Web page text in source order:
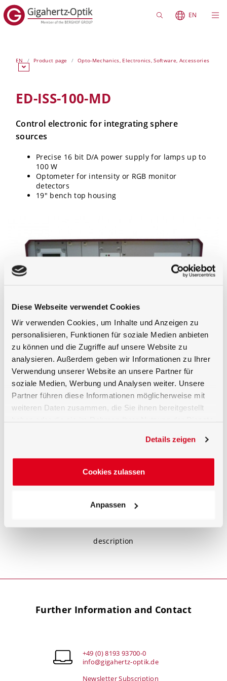
Diese Webseite verwendet Cookies
Wir verwenden Cookies, um Inhalte und Anzeigen zu
personalisieren, Funktionen für soziale Medien anbieten
zu können und die Zugriffe auf unsere Website zu
analysieren. Außerdem geben wir Informationen zu Ihrer
Verwendung unserer Website an unsere Partner für
soziale Medien, Werbung und Analysen weiter. Unsere
Partner führen diese Informationen möglicherweise mit
weiteren Daten zusammen, die Sie ihnen bereitgestellt
Details zeigen
Cookies zulassen
Anpassen
EN
EN Product page Opto-Mechanics, Electronics, Software, Accessories
ED-ISS-100-MD
Control electronic for integrating sphere
sources
Precise 16 bit D/A power supply for lamps up to
100 W
Optometer for intensity or RGB monitor
detectors
19" bench top housing
Overview Downloads Configurable With
Order Information
Integrating sphere light sources can be operated
using halogen lamps up to 100W using the ED-ISS-100-
output when the integrating sphere is equipped with
power supply can be manually or remote controlled
via the RS232 interface. The
LPS
supply ensures high precision current adjustments
with its 16 bit D/A converter for lamps up to 100W and
description
Further Information and Contact
+49 (0) 8193 93700-0
info@gigahertz-optik.de
Newsletter Subscription